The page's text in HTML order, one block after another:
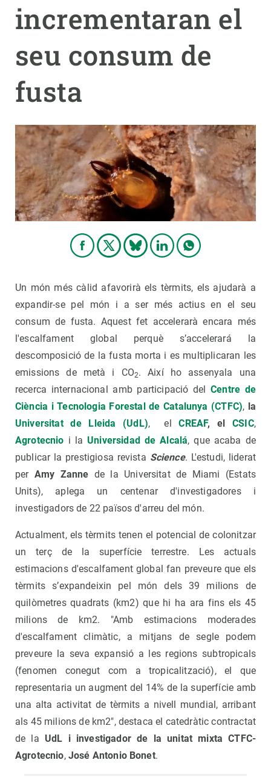
incrementaran el
seu consum de
fusta
Un món més càlid afavorirà els tèrmits, els ajudarà a
expandir-se pel món i a ser més actius en el seu
consum de fusta. Aquest fet accelerarà encara més
l'escalfament global perquè s’accelerará la
descomposició de la fusta morta i es multiplicaran les
emissions de metà i CO2. Així ho assenyala una
recerca internacional amb participació delCentre de
Ciència i Tecnologia Forestal de Catalunya (CTFC), la
Universitat de Lleida (UdL), elCREAF, elCSIC,
Agrotecnio i laUniversidad de Alcalá, que acaba de
publicar la prestigiosa revista Science. L'estudi, liderat
per Amy Zanne de la Universitat de Miami (Estats
Units), aplega un centenar d'investigadores i
investigadors de 22 països d'arreu del món.
Actualment, els tèrmits tenen el potencial de colonitzar
un terç de la superfície terrestre. Les actuals
estimacions d'escalfament global fan preveure que els
tèrmits s’expandeixin pel món dels 39 milions de
quilòmetres quadrats (km2) que hi ha ara fins els 45
milions de km2. "Amb estimacions moderades
d'escalfament climàtic, a mitjans de segle podem
preveure la seva expansió a les regions subtropicals
(fenomen conegut com a tropicalització), el que
representaria un augment del 14% de la superfície amb
una alta activitat de tèrmits a nivell mundial, arribant
als 45 milions de km2", destaca el catedràtic contractat
de la UdL i investigador de la unitat mixta CTFC-
Agrotecnio, José Antonio Bonet.